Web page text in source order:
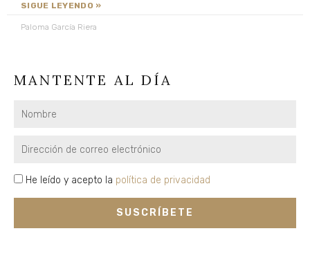
SIGUE LEYENDO »
Paloma García Riera
MANTENTE AL DÍA
Nombre
Email
privacidad
He leído y acepto la política de privacidad
SUSCRÍBETE